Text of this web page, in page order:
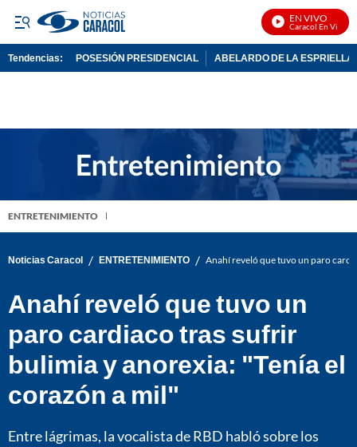
EN VIVO
Noticias Caracol En Vivo
Tendencias: POSESIÓN PRESIDENCIAL ABELARDO DE LA ESPRIELLA
ENTRETENIMIENTO
Noticias Caracol / ENTRETENIMIENTO / Anahí reveló que tuvo un paro
Anahí reveló que tuvo un
paro cardiaco tras sufrir
bulimia y anorexia: "Tenía el
corazón a mil"
Entre lágrimas, la vocalista de RBD habló sobre los